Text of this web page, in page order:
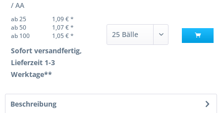
/ AA
ab 25
1,09 € *
ab 50
1,07 € *
ab 100
1,05 € *
Sofort versandfertig,
Lieferzeit 1-3
Werktage**
Beschreibung